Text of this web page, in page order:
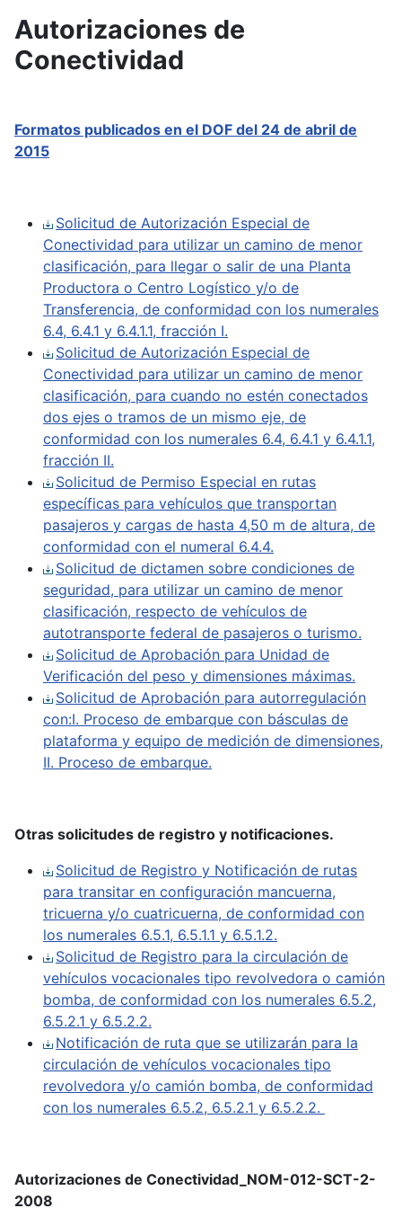
Autorizaciones de
Conectividad
Formatos publicados en el DOF del 24 de abril de
2015
Solicitud de Autorización Especial de
Conectividad para utilizar un camino de menor
clasificación, para llegar o salir de una Planta
Productora o Centro Logístico y/o de
Transferencia, de conformidad con los numerales
6.4, 6.4.1 y 6.4.1.1, fracción I.
Solicitud de Autorización Especial de
Conectividad para utilizar un camino de menor
clasificación, para cuando no estén conectados
dos ejes o tramos de un mismo eje, de
conformidad con los numerales 6.4, 6.4.1 y 6.4.1.1,
fracción II.
Solicitud de Permiso Especial en rutas
específicas para vehículos que transportan
pasajeros y cargas de hasta 4,50 m de altura, de
conformidad con el numeral 6.4.4.
Solicitud de dictamen sobre condiciones de
seguridad, para utilizar un camino de menor
clasificación, respecto de vehículos de
autotransporte federal de pasajeros o turismo.
Solicitud de Aprobación para Unidad de
Verificación del peso y dimensiones máximas.
Solicitud de Aprobación para autorregulación
con:I. Proceso de embarque con básculas de
plataforma y equipo de medición de dimensiones,
II. Proceso de embarque.
Otras solicitudes de registro y notificaciones.
Solicitud de Registro y Notificación de rutas
para transitar en configuración mancuerna,
tricuerna y/o cuatricuerna, de conformidad con
los numerales 6.5.1, 6.5.1.1 y 6.5.1.2.
Solicitud de Registro para la circulación de
vehículos vocacionales tipo revolvedora o camión
bomba, de conformidad con los numerales 6.5.2,
6.5.2.1 y 6.5.2.2.
Notificación de ruta que se utilizarán para la
circulación de vehículos vocacionales tipo
revolvedora y/o camión bomba, de conformidad
con los numerales 6.5.2, 6.5.2.1 y 6.5.2.2.
Autorizaciones de Conectividad_NOM-012-SCT-2-
2008